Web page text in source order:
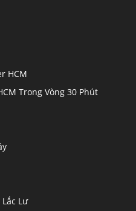
HCM
Trong Vòng 30 Phút
Lư